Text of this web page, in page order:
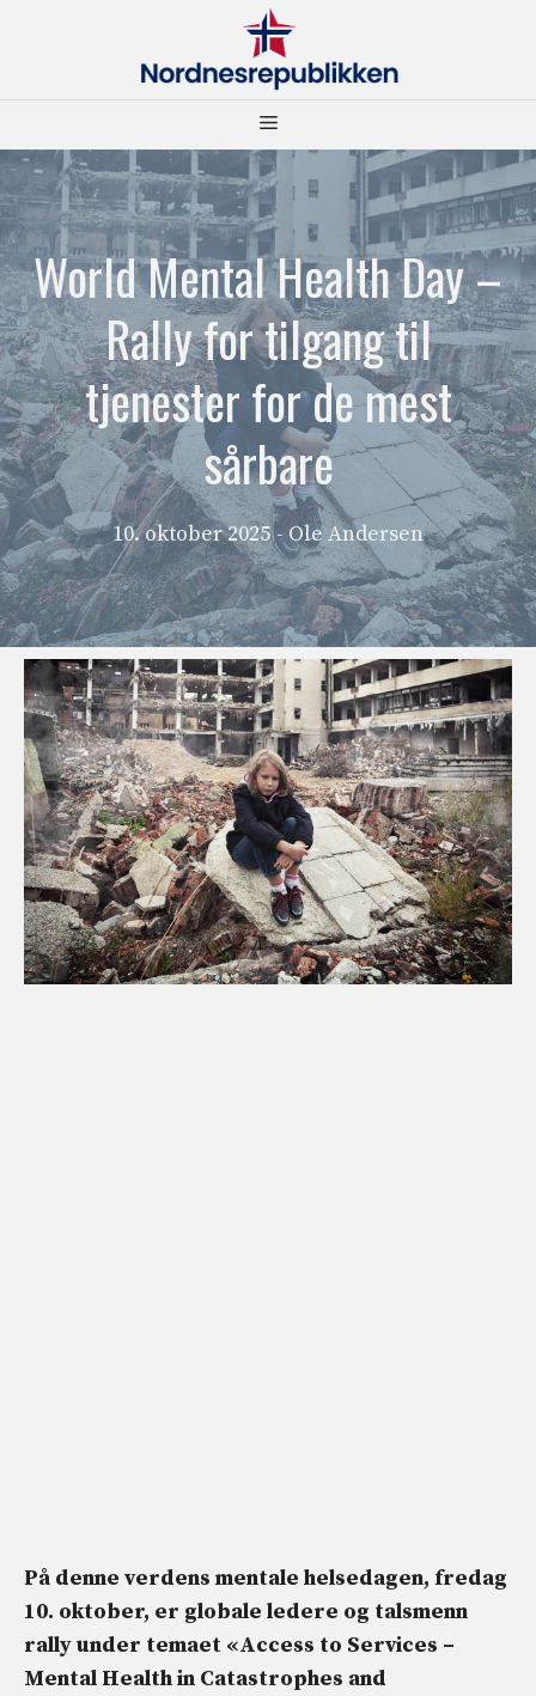
Meny
World Mental Health Day –
Rally for tilgang til
tjenester for de mest
sårbare
10. oktober 2025 - Ole Andersen
På denne verdens mentale helsedagen, fredag ​​
10. oktober, er globale ledere og talsmenn
rally under temaet «Access to Services –
Mental Health in Catastrophes and